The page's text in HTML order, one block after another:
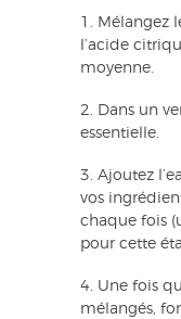
1. Mélangez
l’acide
moyenne.
2. Dans un
essentielle.
3. Ajoutez
vos
chaque fois
pour cette
4. Une fois
mélangés,